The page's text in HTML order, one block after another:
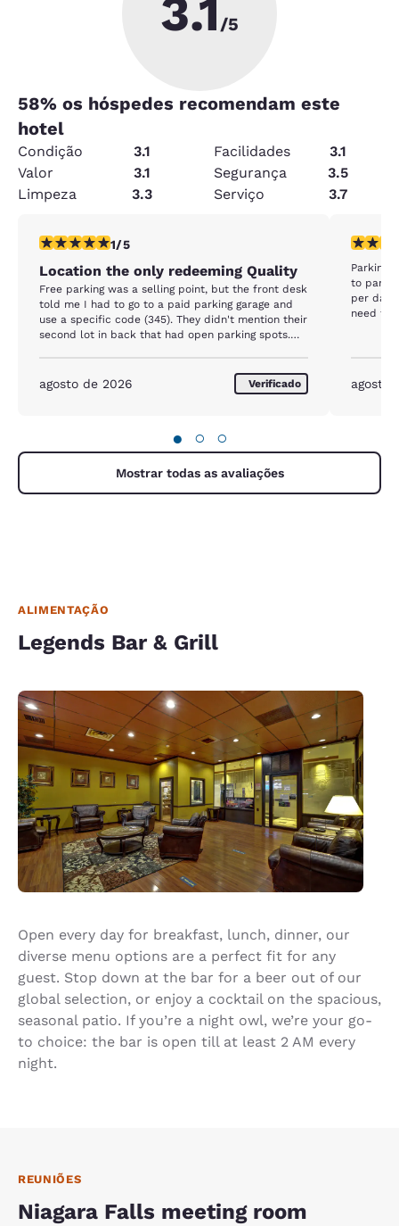
3.1 /5
58% os hóspedes recomendam este
hotel
Condição 3.1 Facilidades
3.1
Valor
3.1 Segurança
3.5
Limpeza
3.3 Serviço 3.7
classificação 1 estrela. Razoável. 1 avaliação
1/5
Location the only redeeming Quality
Free parking was a selling point, but the front desk
told me I had to go to a paid parking garage and
use a specific code (345). They didn't mention their
second lot in back that had open parking spots.
same shady clerk because they didn't work at
first. Regardless the room was also moldy and very
johns/legends bar. The one good thing was the
location was super walkable.
agosto de 2026 Verificado
Parking
to park
per day. I stayed for 2 days which was $60. Hotel
need to
agosto
● ○ ○
Mostrar todas as avaliações
ALIMENTAÇÃO
Legends Bar & Grill
Open every day for breakfast, lunch, dinner, our
diverse menu options are a perfect fit for any
guest. Stop down at the bar for a beer out of our
global selection, or enjoy a cocktail on the spacious,
seasonal patio. If you’re a night owl, we’re your go-
to choice: the bar is open till at least 2 AM every
night.
REUNIÕES
Niagara Falls meeting room